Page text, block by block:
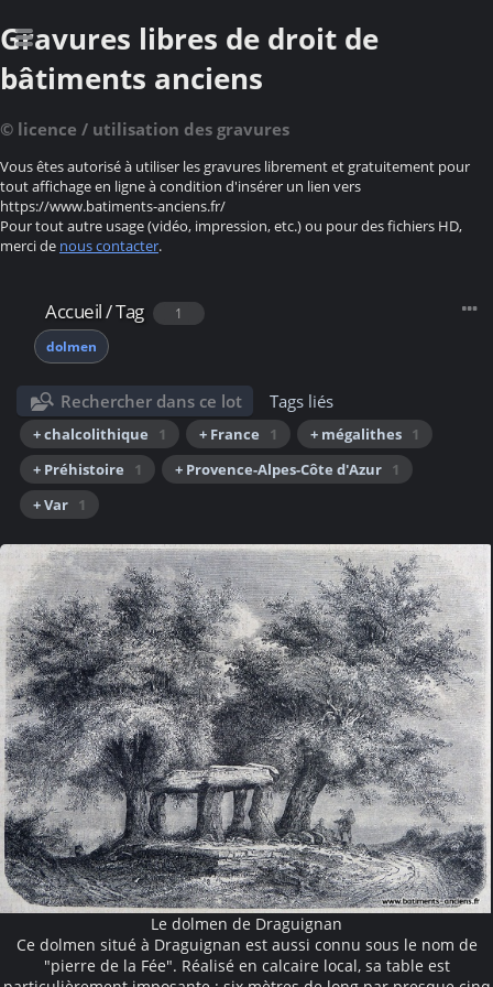
Gravures libres de droit de
bâtiments anciens
© licence / utilisation des gravures
Vous êtes autorisé à utiliser les gravures librement et gratuitement pour
tout affichage en ligne à condition d'insérer un lien vers
https://www.batiments-anciens.fr/
Pour tout autre usage (vidéo, impression, etc.) ou pour des fichiers HD,
merci de nous contacter.
Accueil/Tag
1
dolmen
Rechercher dans ce lot Tags liés
+ chalcolithique 1 + France 1 + mégalithes 1
+ Préhistoire
1 + Provence-Alpes-Côte d'Azur 1
+ Var 1
Le dolmen de Draguignan
Ce dolmen situé à Draguignan est aussi connu sous le nom de
"pierre de la Fée". Réalisé en calcaire local, sa table est